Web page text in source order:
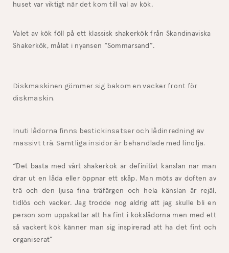
huset var viktigt när det kom till val av kök.
Valet av kök föll på ett klassisk shakerkök från Skandinaviska
Shakerkök, målat i nyansen “Sommarsand”.
Diskmaskinen gömmer sig bakom en vacker front för
diskmaskin.
Inuti lådorna finns bestickinsatser och lådinredning av
massivt trä. Samtliga insidor är behandlade med linolja.
“Det bästa med vårt shakerkök är definitivt känslan när man
drar ut en låda eller öppnar ett skåp. Man möts av doften av
trä och den ljusa fina träfärgen och hela känslan är rejäl,
tidlös och vacker. Jag trodde nog aldrig att jag skulle bli en
person som uppskattar att ha fint i kökslådorna men med ett
så vackert kök känner man sig inspirerad att ha det fint och
organiserat”